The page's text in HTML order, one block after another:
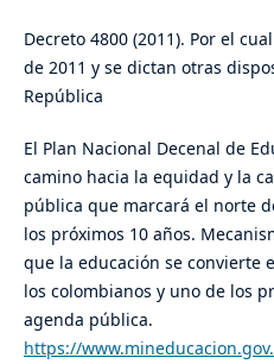
Decreto 4800 (2011). Por el
de 2011 y se dictan otras
República
El Plan Nacional Decenal de
camino hacia la equidad y la
pública que marcará el norte
los próximos 10 años.
que la educación se convierte
los colombianos y uno de los
agenda pública.
https://